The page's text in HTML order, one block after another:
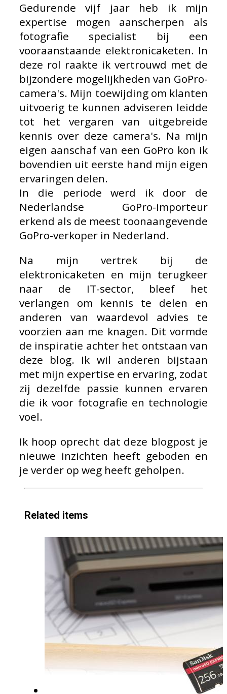
Gedurende vijf jaar heb ik mijn
expertise mogen aanscherpen als
fotografie specialist bij een
vooraanstaande elektronicaketen. In
deze rol raakte ik vertrouwd met de
bijzondere mogelijkheden van GoPro-
camera's. Mijn toewijding om klanten
uitvoerig te kunnen adviseren leidde
tot het vergaren van uitgebreide
kennis over deze camera's. Na mijn
eigen aanschaf van een GoPro kon ik
bovendien uit eerste hand mijn eigen
ervaringen delen.
In die periode werd ik door de
Nederlandse GoPro-importeur
erkend als de meest toonaangevende
GoPro-verkoper in Nederland.
Na mijn vertrek bij de
elektronicaketen en mijn terugkeer
naar de IT-sector, bleef het
verlangen om kennis te delen en
anderen van waardevol advies te
voorzien aan me knagen. Dit vormde
de inspiratie achter het ontstaan van
deze blog. Ik wil anderen bijstaan
met mijn expertise en ervaring, zodat
zij dezelfde passie kunnen ervaren
die ik voor fotografie en technologie
voel.
Ik hoop oprecht dat deze blogpost je
nieuwe inzichten heeft geboden en
je verder op weg heeft geholpen.
Related items